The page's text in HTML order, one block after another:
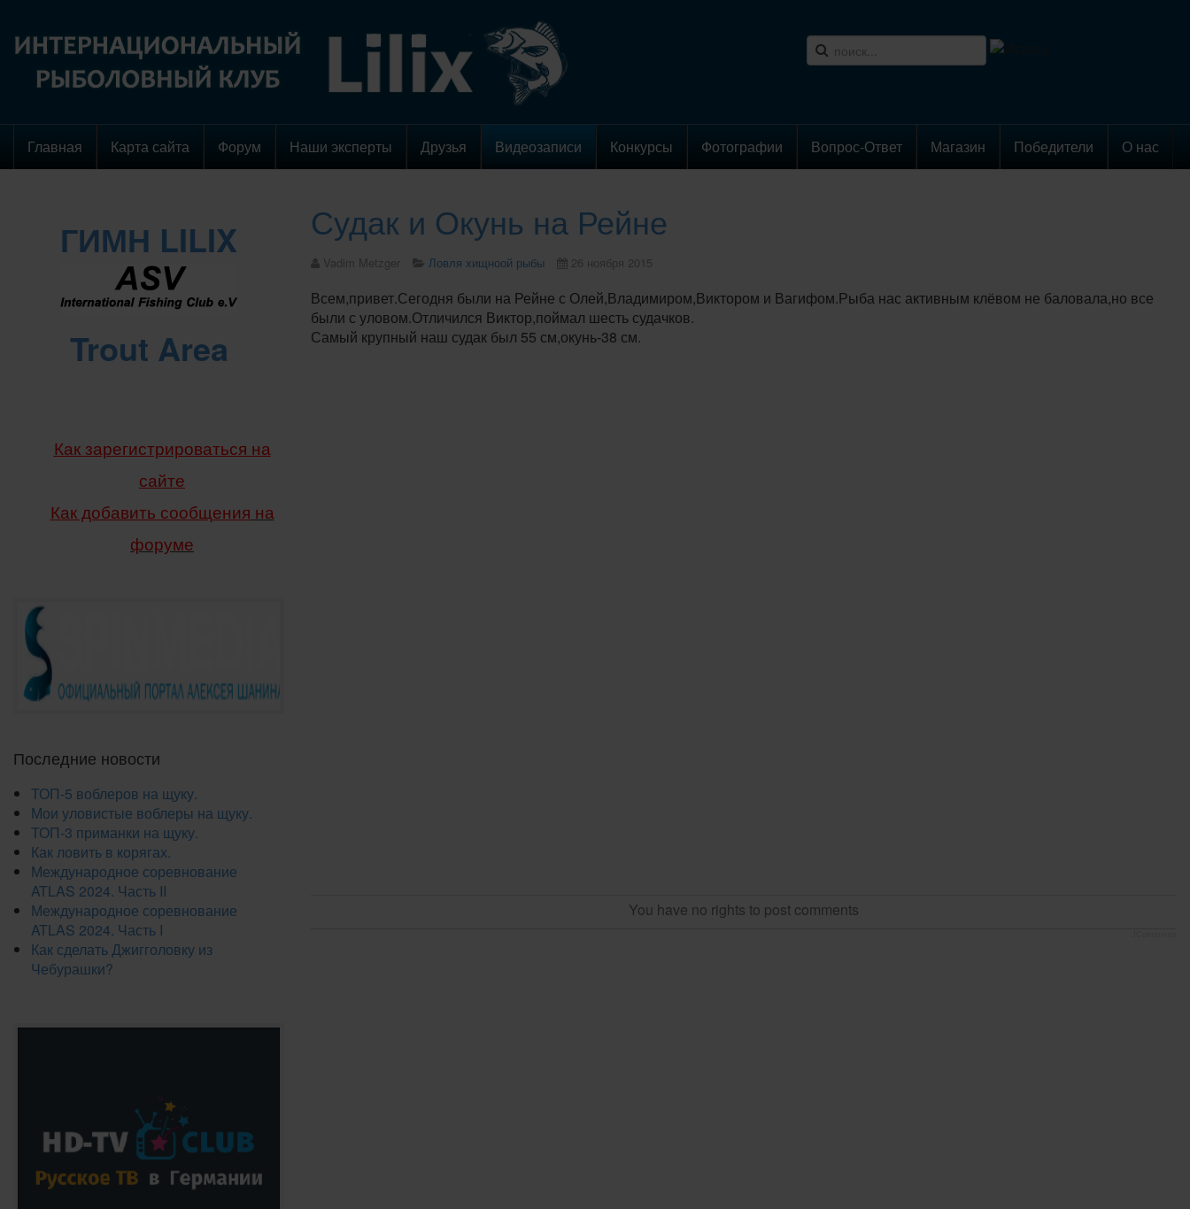
Главная Карта сайта Форум Наши эксперты Друзья Видеозаписи Конкурсы Фотографии Вопрос-Ответ Магазин Победители О нас
Судак и Окунь на Рейне
Vadim Metzger Ловля хищноой рыбы 26 ноября 2015
Всем,привет.Сегодня были на Рейне с Олей,Владимиром,Виктором и Вагифом.Рыба нас активным клёвом не баловала,но все
были с уловом.Отличился Виктор,поймал шесть судачков.
Самый крупный наш судак был 55 см,окунь-38 см.
You have no rights to post comments
ГИМН LILIX
Trout Area
Как зарегистрироваться на
сайте
Как добавить сообщения на
форуме
Последние новости
ТОП-5 воблеров на щуку.
Мои уловистые воблеры на щуку.
ТОП-3 приманки на щуку.
Как ловить в корягах.
Международное соревнование
ATLAS 2024. Часть II
Международное соревнование
ATLAS 2024. Часть I
Как сделать Джигголовку из
Чебурашки?